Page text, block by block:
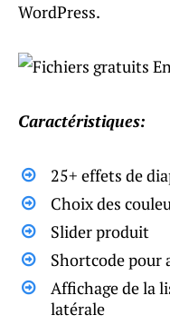
WordPress.
Caractéristiques:
25+ effets de
Choix des
Slider produit
Shortcode pour
Affichage de la
latérale